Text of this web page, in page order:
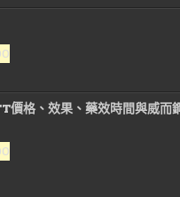
。
價
格：
NT$800。
格、效果、藥效時間與威而